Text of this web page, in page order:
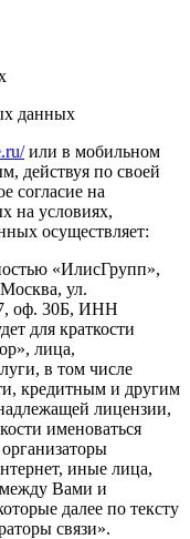
данных
или в мобильном
действуя по своей
согласие на
на условиях,
осуществляет:
«ИлисГрупп»,
ул.
оф. 30Б, ИНН
для краткости
лица,
в том числе
кредитным и другим
лицензии,
именоваться
иные лица,
Вами и
далее по тексту
связи».